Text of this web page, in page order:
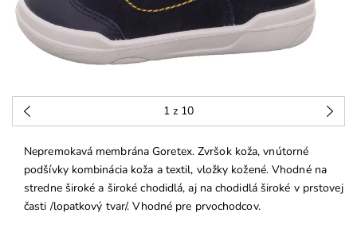
1 z 10
Nepremokavá membrána Goretex. Zvršok koža, vnútorné
podšívky kombinácia koža a textil, vložky kožené. Vhodné na
stredne široké a široké chodidlá, aj na chodidlá široké v prstovej
časti /lopatkový tvar/. Vhodné pre prvochodcov.